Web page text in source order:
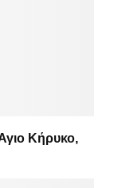
Κήρυκο,